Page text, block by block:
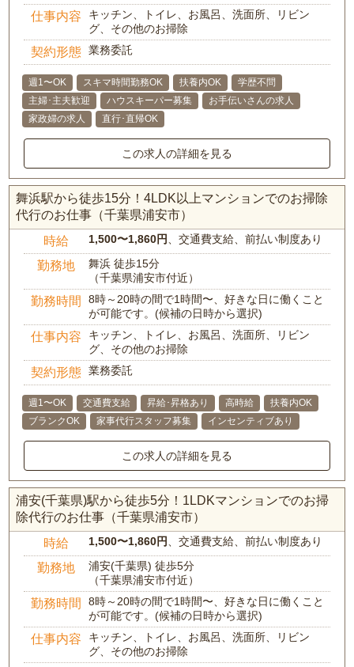
仕事内容
キッチン、トイレ、お風呂、洗面所、リビン
グ、その他のお掃除
契約形態 業務委託
週1〜OK スキマ時間勤務OK 扶養内OK
学歴不問
主婦･主夫歓迎
ハウスキーパー募集
お手伝いさんの求人
家政婦の求人
直行･直帰OK
この求人の詳細を見る
舞浜駅から徒歩15分！4LDK以上マンションでのお掃除
代行のお仕事（千葉県浦安市）
時給 1,500〜1,860円 、交通費支給、前払い制度あり
勤務地
舞浜 徒歩15分
（千葉県浦安市付近）
勤務時間
8時～20時の間で1時間〜、好きな日に働くこと
が可能です。(候補の日時から選択)
仕事内容
キッチン、トイレ、お風呂、洗面所、リビン
グ、その他のお掃除
契約形態 業務委託
週1〜OK 交通費支給 昇給･昇格あり 高時給
扶養内OK
ブランクOK
家事代行スタッフ募集 インセンティブあり
この求人の詳細を見る
浦安(千葉県)駅から徒歩5分！1LDKマンションでのお掃
除代行のお仕事（千葉県浦安市）
時給 1,500〜1,860円 、交通費支給、前払い制度あり
勤務地
浦安(千葉県) 徒歩5分
（千葉県浦安市付近）
勤務時間
8時～20時の間で1時間〜、好きな日に働くこと
が可能です。(候補の日時から選択)
仕事内容
キッチン、トイレ、お風呂、洗面所、リビン
グ、その他のお掃除